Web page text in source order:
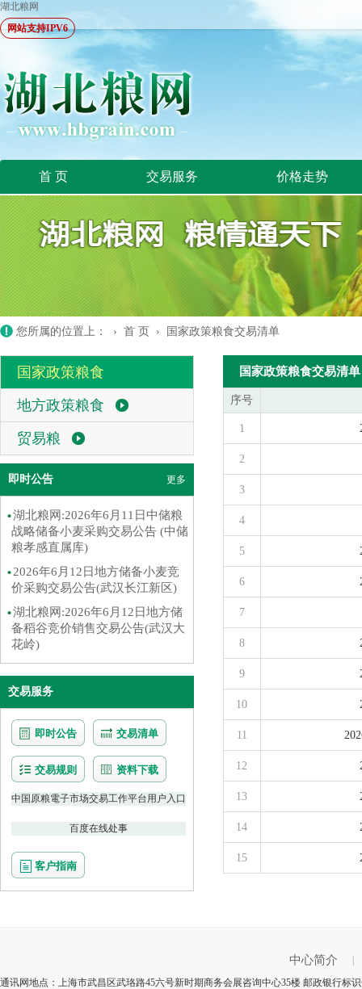
湖北粮网
网站支持IPV6
首 页 交易服务 价格走势
您所属的位置上： › 首 页 › 国家政策粮食交易清单
国家政策粮食
地方政策粮食
贸易粮
即时公告 更多
湖北粮网:2026年6月11日中储粮
战略储备小麦采购交易公告 (中储
粮孝感直属库)
2026年6月12日地方储备小麦竞
价采购交易公告(武汉长江新区)
湖北粮网:2026年6月12日地方储
备稻谷竞价销售交易公告(武汉大
花岭)
交易服务
即时公告 交易清单
交易规则 资料下载
中国原粮電子市场交易工作平台用户入口
百度在线处事
客户指南
国家政策粮食交易清单
序号
1
2
3
4
5
6
7
8
9
10
11
12
13
14
15
中心简介
通讯网地点：上海市武昌区武珞路45六号新时期商务会展咨询中心35楼 邮政银行标